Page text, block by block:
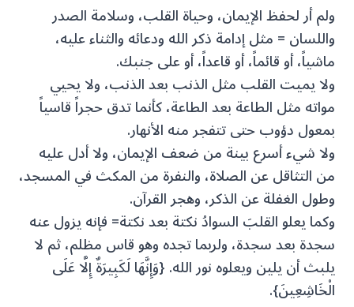
ولم أر لحفظ الإيمان، وحياة القلب، وسلامة الصدر
واللسان = مثل إدامة ذكر الله ودعائه والثناء عليه،
ماشياً، أو قائماً، أو قاعداً، أو على جنبك.
ولا يميت القلب مثل الذنب بعد الذنب، ولا يحيي
مواته مثل الطاعة بعد الطاعة، كأنما تدق حجراً قاسياً
بمعول دؤوب حتى تتفجر منه الأنهار.
ولا شيء أسرع بينة من ضعف الإيمان، ولا أدل عليه
من التثاقل عن الصلاة، والنفرة من المكث في المسجد،
وطول الغفلة عن الذكر، وهجر القرآن.
وكما يعلو القلبَ السوادُ نكتة بعد نكتة= فإنه يزول عنه
سجدة بعد سجدة، ولربما تجده وهو قاس مظلم، ثم لا
يلبث أن يلين ويعلوه نور الله. {وَإِنَّهَا لَكَبِيرَةٌ إِلَّا عَلَى
الْخَاشِعِينَ}.